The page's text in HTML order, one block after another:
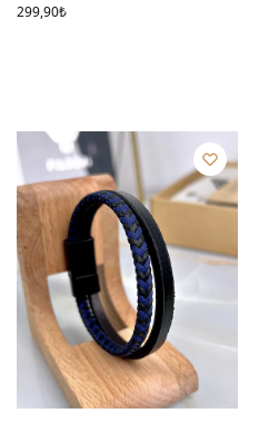
299,90₺